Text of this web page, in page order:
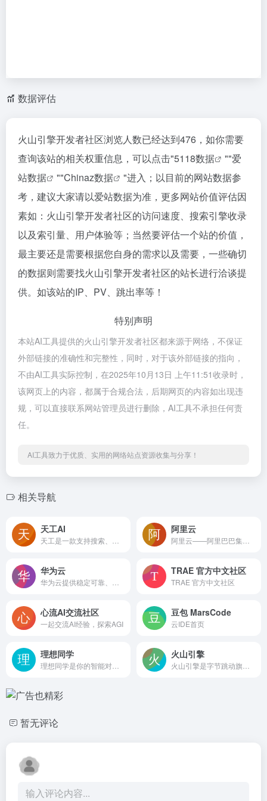
数据评估
火山引擎开发者社区浏览人数已经达到476，如你需要
查询该站的相关权重信息，可以点击"5118数据 ""爱
站数据
""Chinaz数据
"进入；以目前的网站数据参
考，建议大家请以爱站数据为准，更多网站价值评估因
素如：火山引擎开发者社区的访问速度、搜索引擎收录
以及索引量、用户体验等；当然要评估一个站的价值，
最主要还是需要根据您自身的需求以及需要，一些确切
的数据则需要找火山引擎开发者社区的站长进行洽谈提
供。如该站的IP、PV、跳出率等！
特别声明
本站AI工具提供的火山引擎开发者社区都来源于网络，不保证
外部链接的准确性和完整性，同时，对于该外部链接的指向，
不由AI工具实际控制，在2025年10月13日 上午11:51收录时，
该网页上的内容，都属于合规合法，后期网页的内容如出现违
规，可以直接联系网站管理员进行删除，AI工具不承担任何责
任。
AI工具致力于优质、实用的网络站点资源收集与分享！
相关导航
天工AI 阿里云
华为云 TRAE 官方中文社区
TRAE 官方中文社区
心流AI交流社区
一起交流AI经验，探索AGI
豆包 MarsCode
云IDE首页
理想同学 火山引擎
暂无评论